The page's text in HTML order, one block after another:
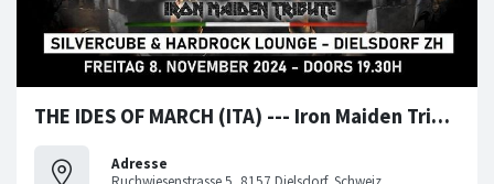
THE IDES OF MARCH (ITA) --- Iron Maiden Tribute ---
Adresse